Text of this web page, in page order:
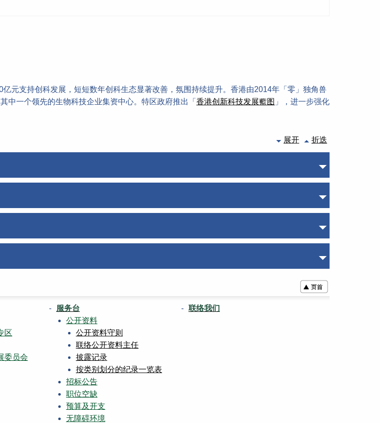
元支持创科发展，短短数年创科生态显著改善，氛围持续提升。香港由2014年「零」独角兽
中一个领先的生物科技企业集资中心。特区政府推出「 香港创新科技发展藍图 」，进一步强化
展开 折迭
区
委员会
服务台
公开资料
公开资料守则
联络公开资料主任
披露记录
按类别划分的纪录一览表
招标公告
职位空缺
预算及开支
无障碍环境
联络我们